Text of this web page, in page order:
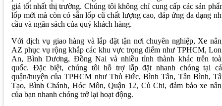
giá tốt nhất thị trường. Chúng tôi không chỉ cung cấp các sản
lốp mới mà còn có sẵn lốp cũ chất lượng cao, đáp ứng đa dạng
cầu và ngân sách của quý khách hàng.
Với dịch vụ giao hàng và lắp đặt tận nơi chuyên nghiệp, Xe
AZ phục vụ rộng khắp các khu vực trọng điểm như TPHCM,
An, Bình Dương, Đồng Nai và nhiều tỉnh thành khác trên
quốc. Đặc biệt, chúng tôi hỗ trợ lắp đặt nhanh chóng tại
quận/huyện của TPHCM như Thủ Đức, Bình Tân, Tân Bình,
Tạo, Bình Chánh, Hóc Môn, Quận 12, Củ Chi, đảm bảo xe
của bạn nhanh chóng trở lại hoạt động.